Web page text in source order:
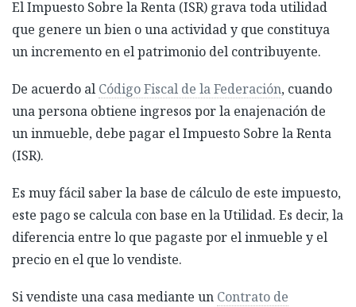
El Impuesto Sobre la Renta (ISR) grava toda utilidad
que genere un bien o una actividad y que constituya
un incremento en el patrimonio del contribuyente.
De acuerdo al Código Fiscal de la Federación, cuando
una persona obtiene ingresos por la enajenación de
un inmueble, debe pagar el Impuesto Sobre la Renta
(ISR).
Es muy fácil saber la base de cálculo de este impuesto,
este pago se calcula con base en la Utilidad. Es decir, la
diferencia entre lo que pagaste por el inmueble y el
precio en el que lo vendiste.
Si vendiste una casa mediante un Contrato de